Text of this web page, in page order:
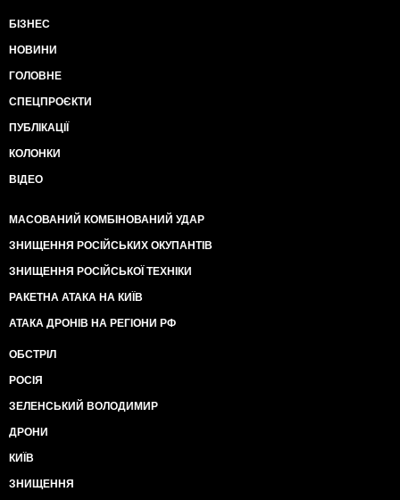
БІЗНЕС
НОВИНИ
ГОЛОВНЕ
СПЕЦПРОЄКТИ
ПУБЛІКАЦІЇ
КОЛОНКИ
ВІДЕО
МАСОВАНИЙ КОМБІНОВАНИЙ УДАР
ЗНИЩЕННЯ РОСІЙСЬКИХ ОКУПАНТІВ
ЗНИЩЕННЯ РОСІЙСЬКОЇ ТЕХНІКИ
РАКЕТНА АТАКА НА КИЇВ
АТАКА ДРОНІВ НА РЕГІОНИ РФ
ОБСТРІЛ
РОСІЯ
ЗЕЛЕНСЬКИЙ ВОЛОДИМИР
ДРОНИ
КИЇВ
ЗНИЩЕННЯ